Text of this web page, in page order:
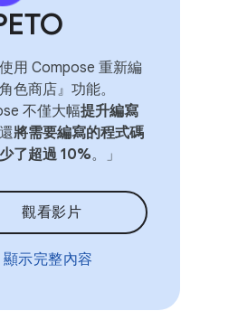
使用 Compose 重新編
色商店』功能。
不僅大幅提升編寫
將需要編寫的程式碼
了超過 10%。」
觀看影片
顯示完整內容